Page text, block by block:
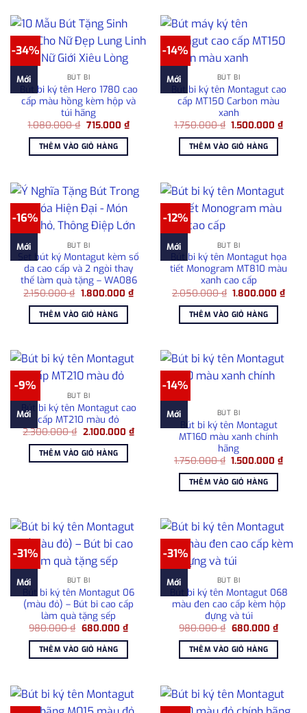
-34%
Mới BÚT BI
Bút bi ký tên Hero 1780 cao
cấp màu hồng kèm hộp và
túi hãng
1.080.000₫ Giá
là:
1.080.000 ₫.
715.000 ₫Giá
THÊM VÀO GIỎ HÀNG
-14%
Mới BÚT BI
Bút bi ký tên Montagut cao
cấp MT150 Carbon màu
xanh
1.750.000₫ Giá
là:
1.750.000 ₫.
1.500.000₫Giá
THÊM VÀO GIỎ HÀNG
-16%
Mới BÚT BI
Set bút ký Montagut kèm sổ
da cao cấp và 2 ngòi thay
thế làm quà tặng – WA086
2.150.000₫ Giá
là:
2.150.000 ₫.
1.800.000 ₫Giá
hiện
1.800.000 ₫.
THÊM VÀO GIỎ HÀNG
-12%
Mới BÚT BI
Bút bi ký tên Montagut họa
tiết Monogram MT810 màu
xanh cao cấp
2.050.000₫ Giá
là:
2.050.000 ₫.
1.800.000₫Giá
hiện
THÊM VÀO GIỎ HÀNG
-9%
Mới
BÚT BI
Bút bi ký tên Montagut cao
cấp MT210 màu đỏ
2.300.000₫ Giá
là:
2.300.000 ₫.
2.100.000 ₫Giá
hiện
2.100.000 ₫.
THÊM VÀO GIỎ HÀNG
-14%
Mới BÚT BI
Bút bi ký tên Montagut
MT160 màu xanh chính
hãng
1.750.000₫ Giá
là:
1.750.000 ₫.
1.500.000₫Giá
hiện
THÊM VÀO GIỎ HÀNG
-31%
Mới BÚT BI
Bút bi ký tên Montagut 06
(màu đỏ) – Bút bi cao cấp
làm quà tặng sếp
980.000₫ Giá
là:
980.000 ₫.
680.000 ₫Giá
THÊM VÀO GIỎ HÀNG
-31%
Mới BÚT BI
Bút bi ký tên Montagut 068
màu đen cao cấp kèm hộp
đựng và túi
980.000₫ Giá
là:
980.000 ₫.
680.000 ₫Giá
THÊM VÀO GIỎ HÀNG